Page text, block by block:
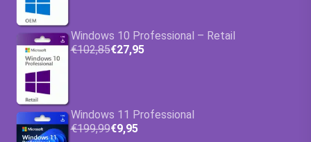
Windows 10 Professional – Retail
€102,85€27,95
Windows 11 Professional
€199,99€9,95